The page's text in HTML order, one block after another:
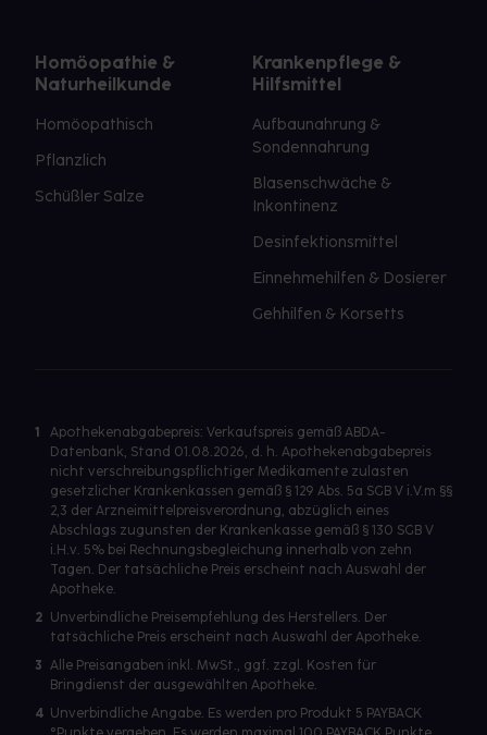
Homöopathie &
Naturheilkunde
Homöopathisch
Pflanzlich
Schüßler Salze
Krankenpflege &
Hilfsmittel
Aufbaunahrung &
Sondennahrung
Blasenschwäche &
Inkontinenz
Desinfektionsmittel
Einnehmehilfen & Dosierer
Gehhilfen & Korsetts
1
Apothekenabgabepreis: Verkaufspreis gemäß ABDA-
Datenbank, Stand 01.08.2026, d. h. Apothekenabgabepreis
nicht verschreibungspflichtiger Medikamente zulasten
gesetzlicher Krankenkassen gemäß § 129 Abs. 5a SGB V i.V.m §§
2,3 der Arzneimittelpreisverordnung, abzüglich eines
Abschlags zugunsten der Krankenkasse gemäß § 130 SGB V
i.H.v. 5% bei Rechnungsbegleichung innerhalb von zehn
Tagen. Der tatsächliche Preis erscheint nach Auswahl der
Apotheke.
2 Unverbindliche Preisempfehlung des Herstellers. Der
tatsächliche Preis erscheint nach Auswahl der Apotheke.
3 Alle Preisangaben inkl. MwSt., ggf. zzgl. Kosten für
Bringdienst der ausgewählten Apotheke.
4 Unverbindliche Angabe. Es werden pro Produkt 5 PAYBACK